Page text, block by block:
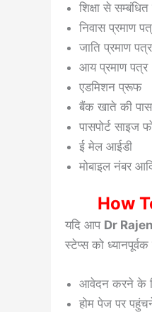
शिक्षा से
निवास प्रमाण
जाति प्रमाण पत्र
आय प्रमाण पत्र
एडमिशन प्रूफ
बैंक खाते की
पासपोर्ट साइज
ई मेल आईडी
मोबाइल नंबर
How
यदि आप Dr
स्टेप्स को
आवेदन करने के
होम पेज पर